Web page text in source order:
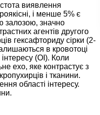
виявлення
і менше 5% є
залозою, значно
агентів другого
гексафториду сірки (2-
в кровотоці
(ОІ). Коли
ехо, яке контрастує з
і тканини.
області інтересу.